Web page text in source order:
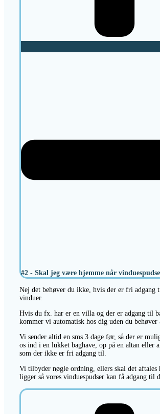
#2 - Skal jeg være hjemme når
Nej det behøver du ikke, hvis der er fri adgang
vinduer.
Hvis du fx. har er en villa og der er adgang til
kommer vi automatisk hos dig uden du
Vi sender altid en sms 3 dage før, så der er
os ind i en lukket baghave, op på en altan eller
som der ikke er fri adgang til.
Vi tilbyder nøgle ordning, ellers skal det aftales
ligger så vores vinduespudser kan få adgang til